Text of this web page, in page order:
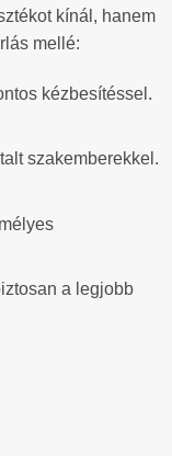
kínál, hanem
mellé:
kézbesítéssel.
szakemberekkel.
a legjobb